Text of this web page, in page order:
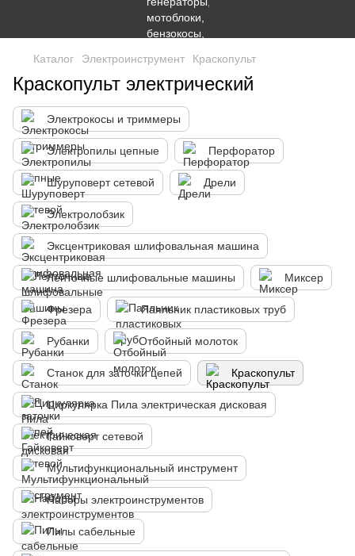
Каталог Электроинструмент Краскопульт
Краскопульт электрический
Электрокосы и триммеры
Электропилы цепные Перфоратор
Шуруповерт сетевой Дрели
Электролобзик
Эксцентриковая шлифовальная машина
Ленточные шлифовальные машины Миксер
Фрезера Паяльник пластиковых труб
Рубанки Отбойный молоток
Станок для заточки цепей Краскопульт
Циркулярка Пила электрическая дисковая
Гайковерт сетевой
Мультифункциональный инструмент
Наборы электроинструментов
Пилы сабельные